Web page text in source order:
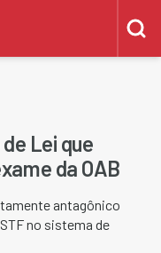
Lei que
da OAB
antagônico
no sistema de